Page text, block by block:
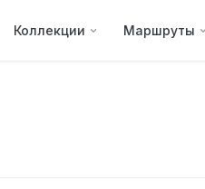
Коллекции Маршруты